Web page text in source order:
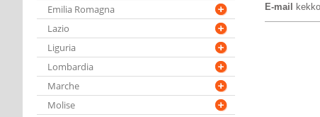
Emilia Romagna
Lazio
Liguria
Lombardia
Marche
Molise
E-mail